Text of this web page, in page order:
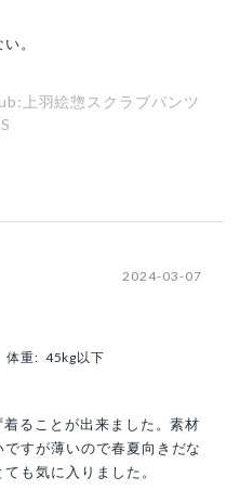
。
上羽絵惣スクラブパンツ
2024-03-07
体重: 45kg以下
ることが出来ました。素材
すが薄いので春夏向きだな
も気に入りました。